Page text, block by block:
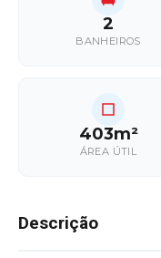
2
BANHEIROS
403m²
ÁREA ÚTIL
Descrição